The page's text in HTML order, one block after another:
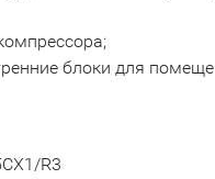
блоки для
R3